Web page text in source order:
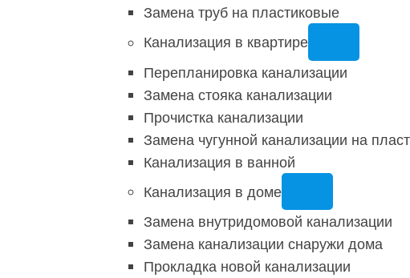
Замена труб на пластиковые
Канализация в квартире
Перепланировка канализации
Замена стояка канализации
Прочистка канализации
Замена чугунной канализации на
Канализация в ванной
Канализация в доме
Замена внутридомовой канализации
Замена канализации снаружи дома
Прокладка новой канализации